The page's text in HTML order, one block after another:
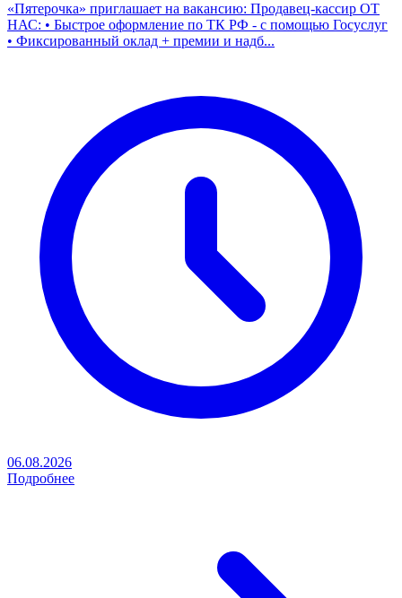
«Пятерочка» приглашает на вакансию: Продавец-кассир ОТ
НАС: • Быстрое оформление по ТК РФ - с помощью Госуслуг
• Фиксированный оклад + премии и надб...
06.08.2026
Подробнее